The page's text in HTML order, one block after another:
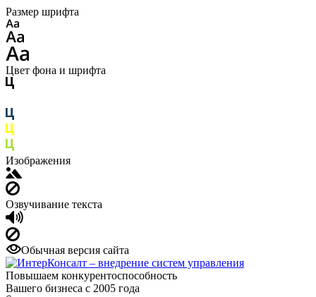
Размер шрифта
Цвет фона и шрифта
Изображения
Озвучивание текста
Обычная версия сайта
Повышаем конкурентоспособность
Вашего бизнеса с 2005 года